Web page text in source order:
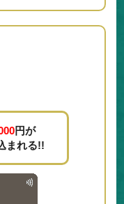
円が
まれる!!